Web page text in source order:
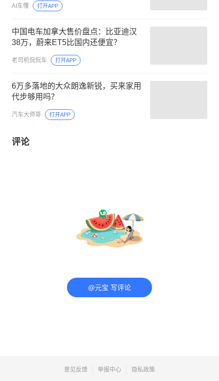
AI车懂 打开APP
中国电车加拿大售价盘点：比亚迪汉
38万，蔚来ET5比国内还便宜？
老司机侃侃车 打开APP
6万多落地的大众朗逸新锐，买来家用
代步够用吗？
汽车大师哥 打开APP
评论
@元宝 写评论
意见反馈 举报中心 隐私政策